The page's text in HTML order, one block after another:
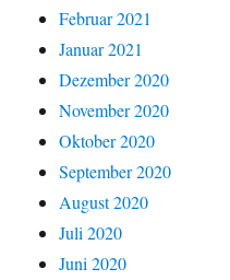
Februar 2021
Januar 2021
Dezember 2020
November 2020
Oktober 2020
September 2020
August 2020
Juli 2020
Juni 2020